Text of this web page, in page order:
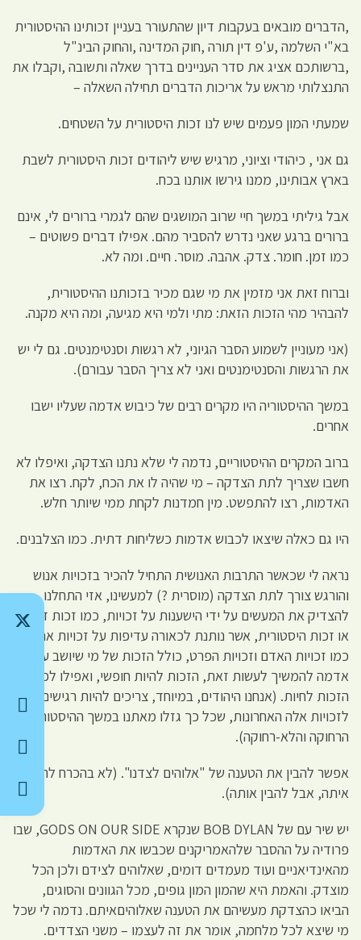
,הדברים מובאים בעקבות דיון שהתעורר בעניין זכותינו ההיסטורית
בא"י השלמה ,ע'פ דין תורה ,חוק המדינה ,והחוק הבינ"ל
,ברשותכם אציג את סדר העניינים בדרך שאלה ותשובה ,וקבלו את
התנצלותי מראש על אריכות הדברים תחילה השאלה –
שמעתי המון פעמים שיש לנו זכות היסטורית על השטחים.
גם אני , כיהודי וציוני, מרגיש שיש ליהודים זכות היסטורית לשבת
בארץ אבותינו, ממנו גירשו אותנו בכח.
אבל גיליתי במשך חיי שרוב המושגים שהם לגמרי ברורים לי, אינם
ברורים ברגע שאני נדרש להסביר מהם. אפילו דברים פשוטים –
כמו זמן. חומר. צדק. אהבה. מוסר. חיים. ומה לא.
וברוח זאת אני מזמין את מי שגם מכיר בזכותנו ההיסטורית,
להבהיר מהי הזכות הזאת: מתי ולמי היא מגיעה, ומה היא מקנה.
(אני מעוניין לשמוע הסבר הגיוני, לא רגשות וסנטימנטים. גם לי יש
את הרגשות והסנטימנטים ואני לא צריך הסבר עבורם).
במשך ההיסטוריה היו מקרים רבים של כיבוש אדמה שעליו ישבו
אחרים.
ברוב המקרים ההיסטוריים, נדמה לי שלא נתנו הצדקה, ואיפלו לא
חשבו שצריך לתת הצדקה – מי שהיה לו את הכח, לקח. רצו את
האדמות, רצו להתפשט. מין חמדנות לקחת ממי שיותר חלש.
היו גם כאלה שיצאו לכבוש אדמות כשליחות דתית. כמו הצלבנים.
נראה לי שכאשר התרבות האנושית התחיל להכיר בזכויות אנוש
והורגש צורך לתת הצדקה (מוסרית ?) למעשינו, אזי התחלנו
להצדיק את המעשים על ידי הישענות על זכויות, כמו זכות דתית
או זכות היסטורית, אשר נותנת לכאורה עדיפות על זכויות אחרות,
כמו זכויות האדם וזכויות הפרט, כולל הזכות של מי שיושב על
אדמה להמשיך לעשות זאת, הזכות להיות חופשי, ואפילו לפעמים
הזכות לחיות. (אנחנו היהודים, במיוחד, צריכים להיות רגישים
לזכויות אלה האחרונות, שכל כך גזלו מאתנו במשך ההיסטוריה
הרחוקה והלא-רחוקה).
אפשר להבין את הטענה של "אלוהים לצדנו". (לא בהכרח להסכים
איתה, אבל להבין אותה).
יש שיר עם של BOB DYLAN שנקרא GODS ON OUR SIDE, שבו
פרודיה על ההסבר שלהאמריקנים שכבשו את האדמות
מהאינדיאניים ועוד מעמדים דומים, שאלוהים לצידם ולכן הכל
מוצדק. והאמת היא שהמון המון גופים, מכל הגוונים והסוגים,
הביאו כהצדקת מעשיהם את הטענה שאלוהיםאיתם. נדמה לי שכל
מי שיצא לכל מלחמה, אומר את זה לעצמו – משני הצדדים.